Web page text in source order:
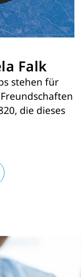
Falk
stehen für
die dieses